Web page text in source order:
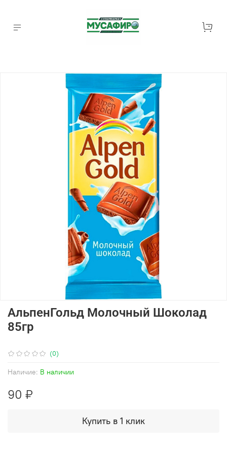
(0)
Наличие: В наличии
АльпенГольд Молочный Шоколад
85гр
90 ₽
Купить в 1 клик